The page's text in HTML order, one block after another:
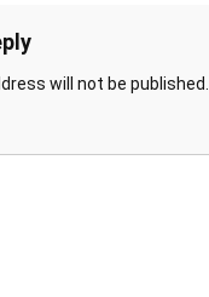
will not be published.